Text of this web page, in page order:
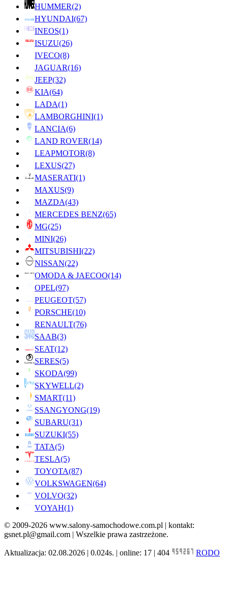
HUMMER(2)
HYUNDAI(67)
INEOS(1)
ISUZU(26)
IVECO(8)
JAGUAR(16)
JEEP(32)
KIA(64)
LADA(1)
LAMBORGHINI(1)
LANCIA(6)
LAND ROVER(14)
LEAPMOTOR(8)
LEXUS(27)
MASERATI(1)
MAXUS(9)
MAZDA(43)
MERCEDES BENZ(65)
MG(25)
MINI(26)
MITSUBISHI(22)
NISSAN(22)
OMODA & JAECOO(14)
OPEL(97)
PEUGEOT(57)
PORSCHE(10)
RENAULT(76)
SAAB(3)
SEAT(12)
SERES(5)
SKODA(99)
SKYWELL(2)
SMART(11)
SSANGYONG(19)
SUBARU(31)
SUZUKI(55)
TATA(5)
TESLA(5)
TOYOTA(87)
VOLKSWAGEN(64)
VOLVO(32)
VOYAH(1)
© 2009-2026 www.salony-samochodowe.com.pl | kontakt:
gsnet.pl@gmail.com | Wszelkie prawa zastrzeżone.
Aktualizacja: 02.08.2026 | 0.024s. | online: 17 | 404 RODO